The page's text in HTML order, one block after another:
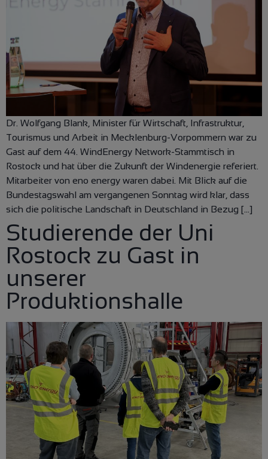
Dr. Wolfgang Blank, Minister für Wirtschaft, Infrastruktur,
Tourismus und Arbeit in Mecklenburg-Vorpommern war zu
Gast auf dem 44. WindEnergy Network-Stammtisch in
Rostock und hat über die Zukunft der Windenergie referiert.
Mitarbeiter von eno energy waren dabei. Mit Blick auf die
Bundestagswahl am vergangenen Sonntag wird klar, dass
sich die politische Landschaft in Deutschland in Bezug […]
Studierende der Uni
Rostock zu Gast in
unserer
Produktionshalle